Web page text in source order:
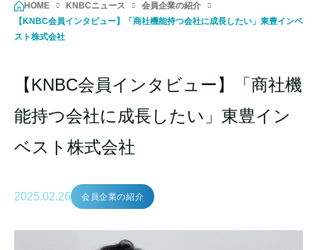
HOME KNBCニュース
会員企業の紹介
【KNBC会員インタビュー】「商社機能持つ会社に成長したい」東豊インベ
スト株式会社
【KNBC会員インタビュー】「商社機
能持つ会社に成長したい」東豊イン
ベスト株式会社
2025.02.26 会員企業の紹介